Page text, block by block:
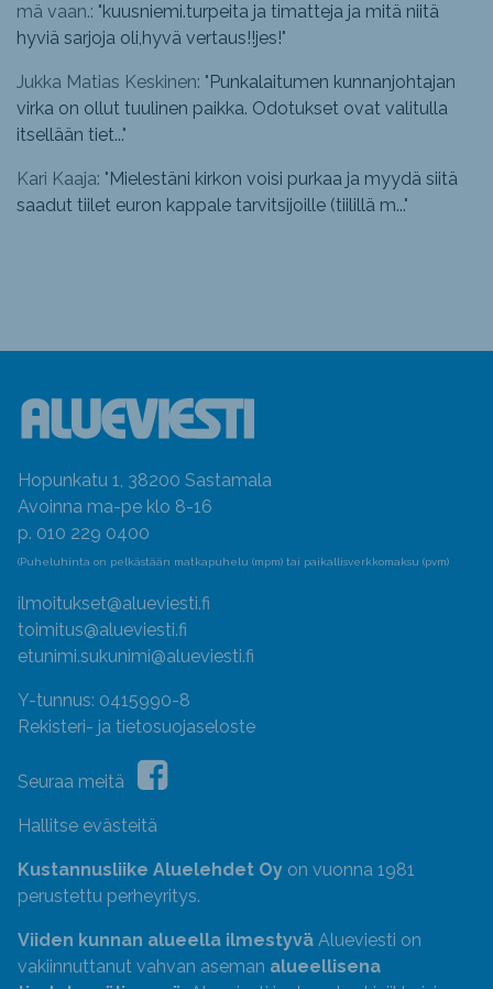
mä vaan.: "kuusniemi.turpeita ja timatteja ja mitä niitä
hyviä sarjoja oli,hyvä vertaus!!jes!"
Jukka Matias Keskinen: "Punkalaitumen kunnanjohtajan
virka on ollut tuulinen paikka. Odotukset ovat valitulla
itsellään tiet..."
Kari Kaaja: "Mielestäni kirkon voisi purkaa ja myydä siitä
saadut tiilet euron kappale tarvitsijoille (tiilillä m..."
Hopunkatu 1, 38200 Sastamala
Avoinna ma-pe klo 8-16
p. 010 229 0400
(Puheluhinta on pelkästään matkapuhelu (mpm) tai paikallisverkkomaksu (pvm)
ilmoitukset@alueviesti.fi
toimitus@alueviesti.fi
etunimi.sukunimi@alueviesti.fi
Y-tunnus: 0415990-8
Rekisteri- ja tietosuojaseloste
Seuraa meitä
Hallitse evästeitä
Kustannusliike Aluelehdet Oy on vuonna 1981
perustettu perheyritys.
Viiden kunnan alueella ilmestyvä Alueviesti on
vakiinnuttanut vahvan aseman alueellisena